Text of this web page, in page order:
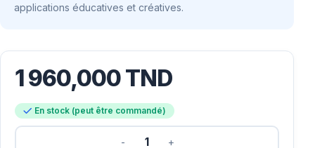
applications éducatives et créatives.
1 960,000TND
En stock (peut être commandé)